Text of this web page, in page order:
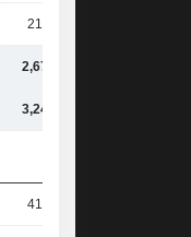
216 Mio.
2,67 Mrd.
3,24 Mrd.
414 Mio.